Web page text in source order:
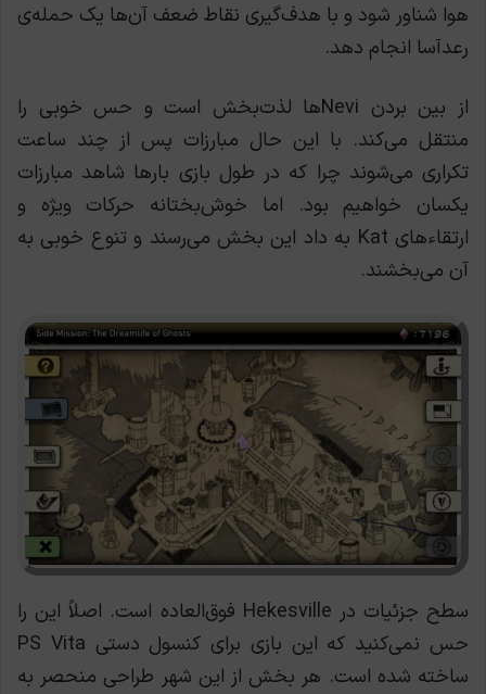
هوا شناور شود و با هدف‌گیری نقاط ضعف آن‌ها یک حمله‌ی
رعدآسا انجام دهد.
از بین بردن Neviها لذت‌بخش است و حس خوبی را
منتقل می‌کند. با این حال مبارزات پس از چند ساعت
تکراری می‌شوند چرا که در طول بازی بارها شاهد مبارزات
يکسان خواهیم بود. اما خوش‌بختانه حرکات ویژه و
ارتقاء‌های Kat به داد این بخش می‌رسند و تنوع خوبی به
آن می‌بخشند.
سطح جزئیات در Hekesville فوق‌العاده است. اصلاََ این را
حس نمی‌کنید که این بازی برای کنسول دستی PS Vita
ساخته شده است. هر بخش از این شهر طراحی منحصر به